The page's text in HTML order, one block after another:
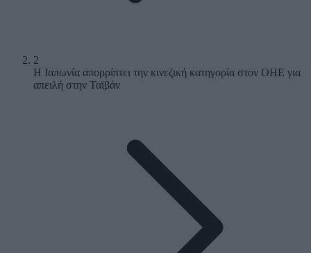
2
Η Ιαπωνία απορρίπτει την κινεζική κατηγορία στον ΟΗΕ για
απειλή στην Ταϊβάν